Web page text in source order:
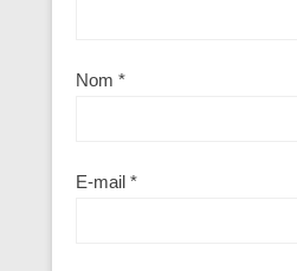
Nom *
E-mail *